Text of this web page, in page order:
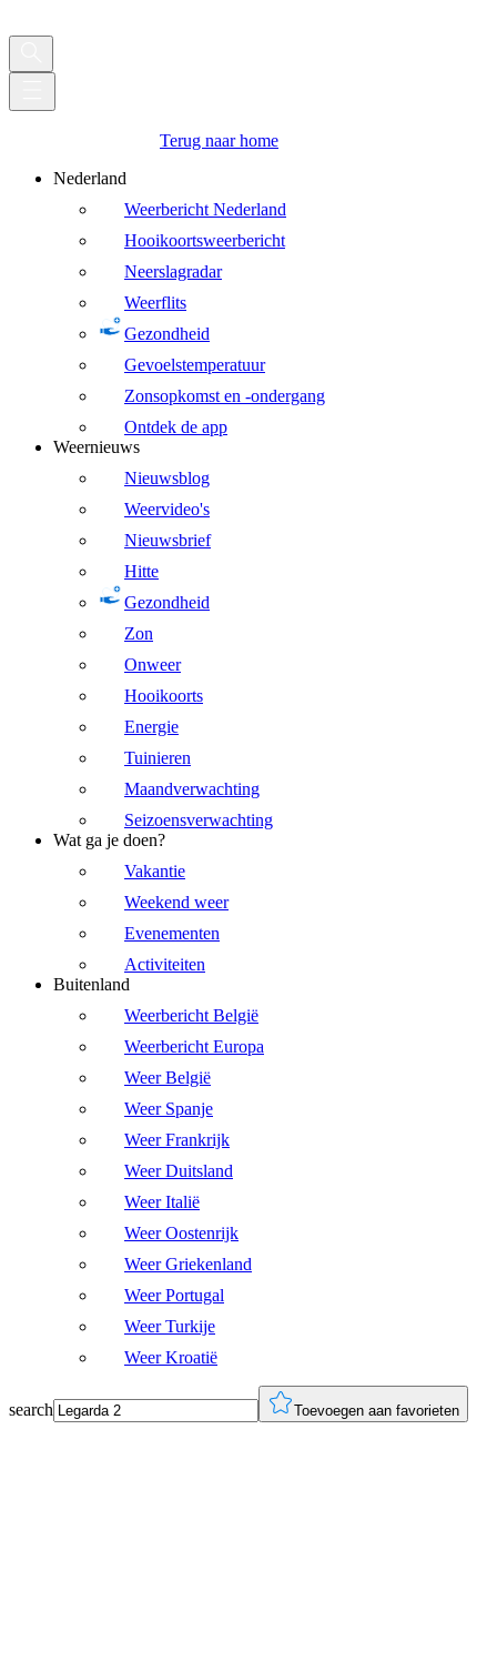
Terug naar home
Nederland
Weerbericht Nederland
Hooikoortsweerbericht
Neerslagradar
Weerflits
Gezondheid
Gevoelstemperatuur
Zonsopkomst en -ondergang
Ontdek de app
Weernieuws
Nieuwsblog
Weervideo's
Nieuwsbrief
Hitte
Gezondheid
Zon
Onweer
Hooikoorts
Energie
Tuinieren
Maandverwachting
Seizoensverwachting
Wat ga je doen?
Vakantie
Weekend weer
Evenementen
Activiteiten
Buitenland
Weerbericht België
Weerbericht Europa
Weer België
Weer Spanje
Weer Frankrijk
Weer Duitsland
Weer Italië
Weer Oostenrijk
Weer Griekenland
Weer Portugal
Weer Turkije
Weer Kroatië
search Toevoegen aan favorieten